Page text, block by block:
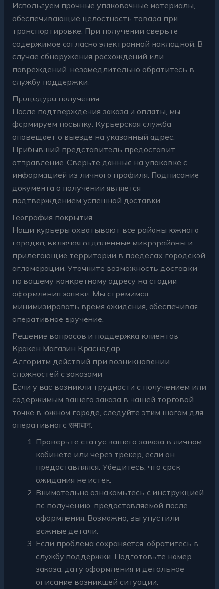
Используем прочные упаковочные материалы,
обеспечивающие целостность товара при
транспортировке. При получении сверьте
содержимое согласно электронной накладной. В
случае обнаружения расхождений или
повреждений, незамедлительно обратитесь в
службу поддержки.
Процедура получения
После подтверждения заказа и оплаты, мы
формируем посылку. Курьерская служба
оповещает о выезде на указанный адрес.
Прибывший представитель предоставит
отправление. Сверьте данные на упаковке с
информацией из личного профиля. Подписание
документа о получении является
подтверждением успешной доставки.
География покрытия
Наши курьеры охватывают все районы южного
городка, включая отдаленные микрорайоны и
прилегающие территории в пределах городской
агломерации. Уточните возможность доставки
по вашему конкретному адресу на стадии
оформления заявки. Мы стремимся
минимизировать время ожидания, обеспечивая
оперативное вручение.
Решение вопросов и поддержка клиентов
Кракен Магазин Краснодар
Алгоритм действий при возникновении
сложностей с заказами
Если у вас возникли трудности с получением или
содержимым вашего заказа в нашей торговой
точке в южном городе, следуйте этим шагам для
оперативного समाधान:
Проверьте статус вашего заказа в личном
кабинете или через трекер, если он
предоставлялся. Убедитесь, что срок
ожидания не истек.
Внимательно ознакомьтесь с инструкцией
по получению, предоставляемой после
оформления. Возможно, вы упустили
важные детали.
Если проблема сохраняется, обратитесь в
службу поддержки. Подготовьте номер
заказа, дату оформления и детальное
описание возникшей ситуации.